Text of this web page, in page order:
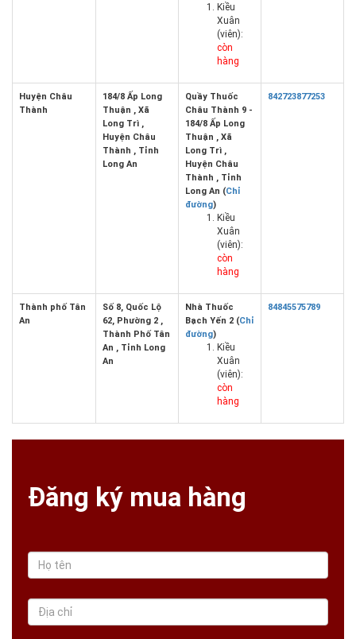
Kiều
Xuân
(viên):
còn
hàng
Huyện Châu
Thành
184/8 Ấp Long
Thuận , Xã
Long Trì ,
Huyện Châu
Thành , Tỉnh
Long An
Quầy Thuốc
Châu Thành 9 -
184/8 Ấp Long
Thuận , Xã
Long Trì ,
Huyện Châu
Thành , Tỉnh
Long An (Chỉ
đường)
Kiều
Xuân
(viên):
còn
hàng
842723877253
Thành phố Tân
An
Số 8, Quốc Lộ
62, Phường 2 ,
Thành Phố Tân
An , Tỉnh Long
An
Nhà Thuốc
Bạch Yến 2 (Chỉ
đường)
Kiều
Xuân
(viên):
còn
hàng
84845575789
Đăng ký mua hàng